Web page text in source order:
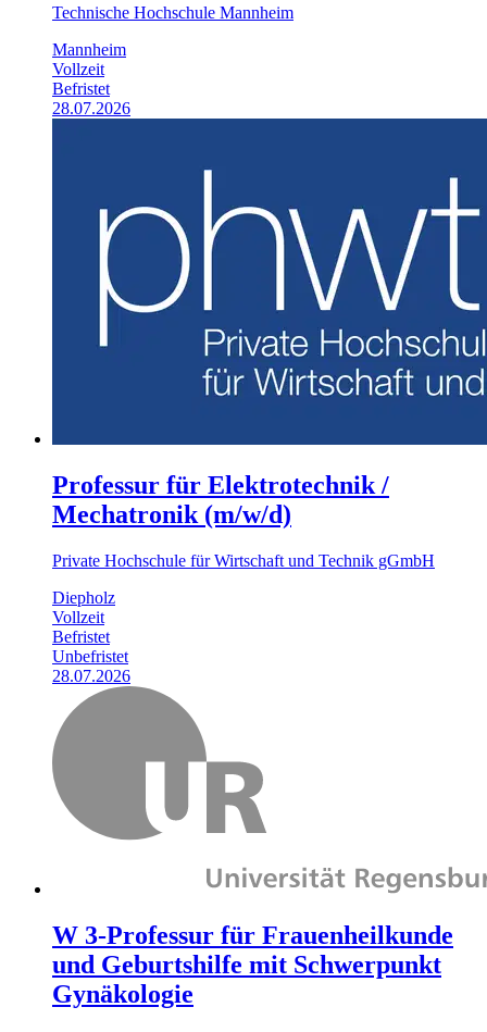
Technische Hochschule Mannheim
Mannheim
Vollzeit
Befristet
28.07.2026
Professur für Elektrotechnik /
Mechatronik (m/w/d)
Private Hochschule für Wirtschaft und Technik gGmbH
Diepholz
Vollzeit
Befristet
Unbefristet
28.07.2026
W 3-Professur für Frauenheilkunde
und Geburtshilfe mit Schwerpunkt
Gynäkologie